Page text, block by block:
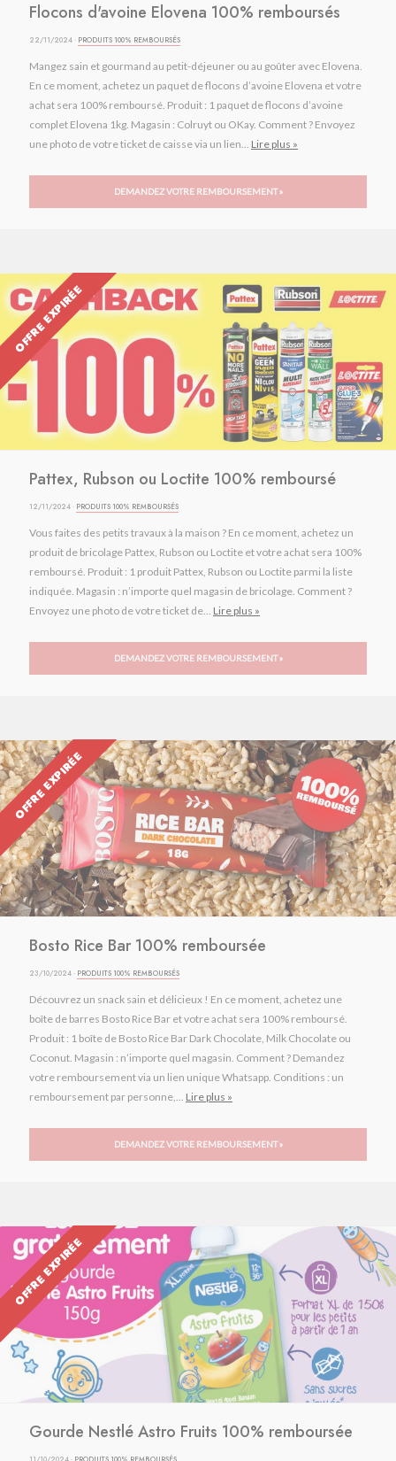
Flocons d'avoine Elovena 100% remboursés
22/11/2024 · PRODUITS 100% REMBOURSÉS
Mangez sain et gourmand au petit-déjeuner ou au goûter avec Elovena.
En ce moment, achetez un paquet de flocons d’avoine Elovena et votre
achat sera 100% remboursé. Produit : 1 paquet de flocons d’avoine
complet Elovena 1kg. Magasin : Colruyt ou OKay. Comment ? Envoyez
une photo de votre ticket de caisse via un lien... Lire plus »
DEMANDEZ VOTRE REMBOURSEMENT »
OFFRE EXPIRÉE
Pattex, Rubson ou Loctite 100% remboursé
12/11/2024 · PRODUITS 100% REMBOURSÉS
Vous faites des petits travaux à la maison ? En ce moment, achetez un
produit de bricolage Pattex, Rubson ou Loctite et votre achat sera 100%
remboursé. Produit : 1 produit Pattex, Rubson ou Loctite parmi la liste
indiquée. Magasin : n’importe quel magasin de bricolage. Comment ?
Envoyez une photo de votre ticket de... Lire plus »
DEMANDEZ VOTRE REMBOURSEMENT »
OFFRE EXPIRÉE
Bosto Rice Bar 100% remboursée
23/10/2024 · PRODUITS 100% REMBOURSÉS
Découvrez un snack sain et délicieux ! En ce moment, achetez une
boîte de barres Bosto Rice Bar et votre achat sera 100% remboursé.
Produit : 1 boîte de Bosto Rice Bar Dark Chocolate, Milk Chocolate ou
Coconut. Magasin : n’importe quel magasin. Comment ? Demandez
votre remboursement via un lien unique Whatsapp. Conditions : un
remboursement par personne,... Lire plus »
DEMANDEZ VOTRE REMBOURSEMENT »
OFFRE EXPIRÉE
Gourde Nestlé Astro Fruits 100% remboursée